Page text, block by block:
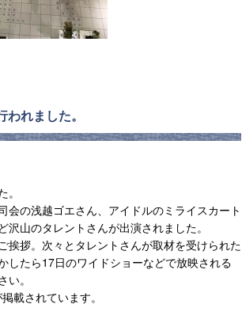
れました。
の浅越ゴエさん、アイドルのミライスカート
山のタレントさんが出演されました。
挨拶。次々とタレントさんが取材を受けられた
したら17日のワイドショーなどで放映される
。
載されています。